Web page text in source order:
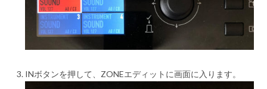
INボタンを押して、ZONEエディットに画面に入ります。